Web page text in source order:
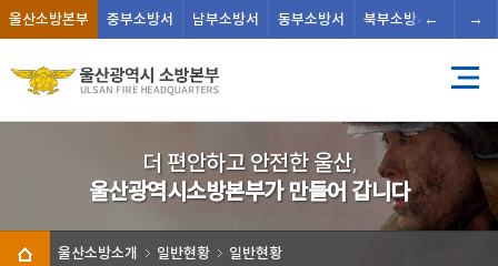
←
울산소방본부 중부소방서 남부소방서 동부소방서 북부소방서 남울주
→
더 편안하고 안전한 울산,
울산광역시소방본부가 만들어 갑니다
울산소방소개 일반현황 일반현황